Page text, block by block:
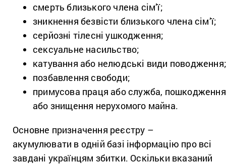
смерть близького члена сім’ї;
зникнення безвісти близького члена сім’ї;
серйозні тілесні ушкодження;
сексуальне насильство;
катування або нелюдські види поводження;
позбавлення свободи;
примусова праця або служба, пошкодження
або знищення нерухомого майна.
Основне призначення реєстру –
акумулювати в одній базі інформацію про всі
завдані українцям збитки. Оскільки вказаний